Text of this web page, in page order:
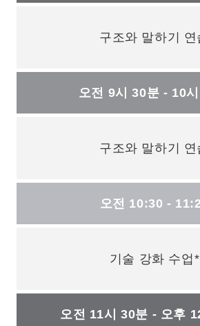
구조와 말하기 연
오전 9시 30분 - 10
구조와 말하기 연
오전 10:30 -
기술 강화 수업*
오전 11시 30분 - 오후